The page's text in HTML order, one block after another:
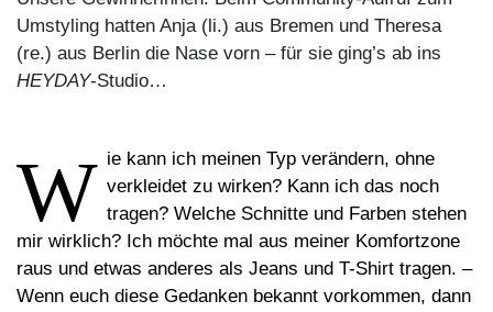
Umstyling hatten Anja (li.) aus Bremen und Theresa
(re.) aus Berlin die Nase vorn – für sie ging’s ab ins
HEYDAY-Studio…
W ie kann ich meinen Typ verändern, ohne
verkleidet zu wirken? Kann ich das noch
tragen? Welche Schnitte und Farben stehen
mir wirklich? Ich möchte mal aus meiner Komfortzone
raus und etwas anderes als Jeans und T-Shirt tragen. –
Wenn euch diese Gedanken bekannt vorkommen, dann